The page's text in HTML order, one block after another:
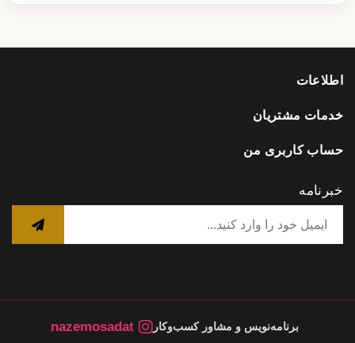
اطلاعات
خدمات مشتریان
حساب کاربری من
خبرنامه
برنامه‌نویس و مشاور کسب‌وکار nazemosadat